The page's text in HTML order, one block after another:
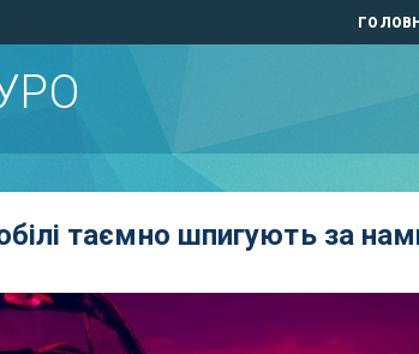
таємно шпигують за